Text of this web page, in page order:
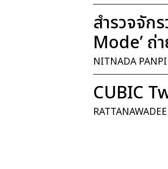
สำรวจจัก
Mode’ ถ่
NITNADA
CUBIC